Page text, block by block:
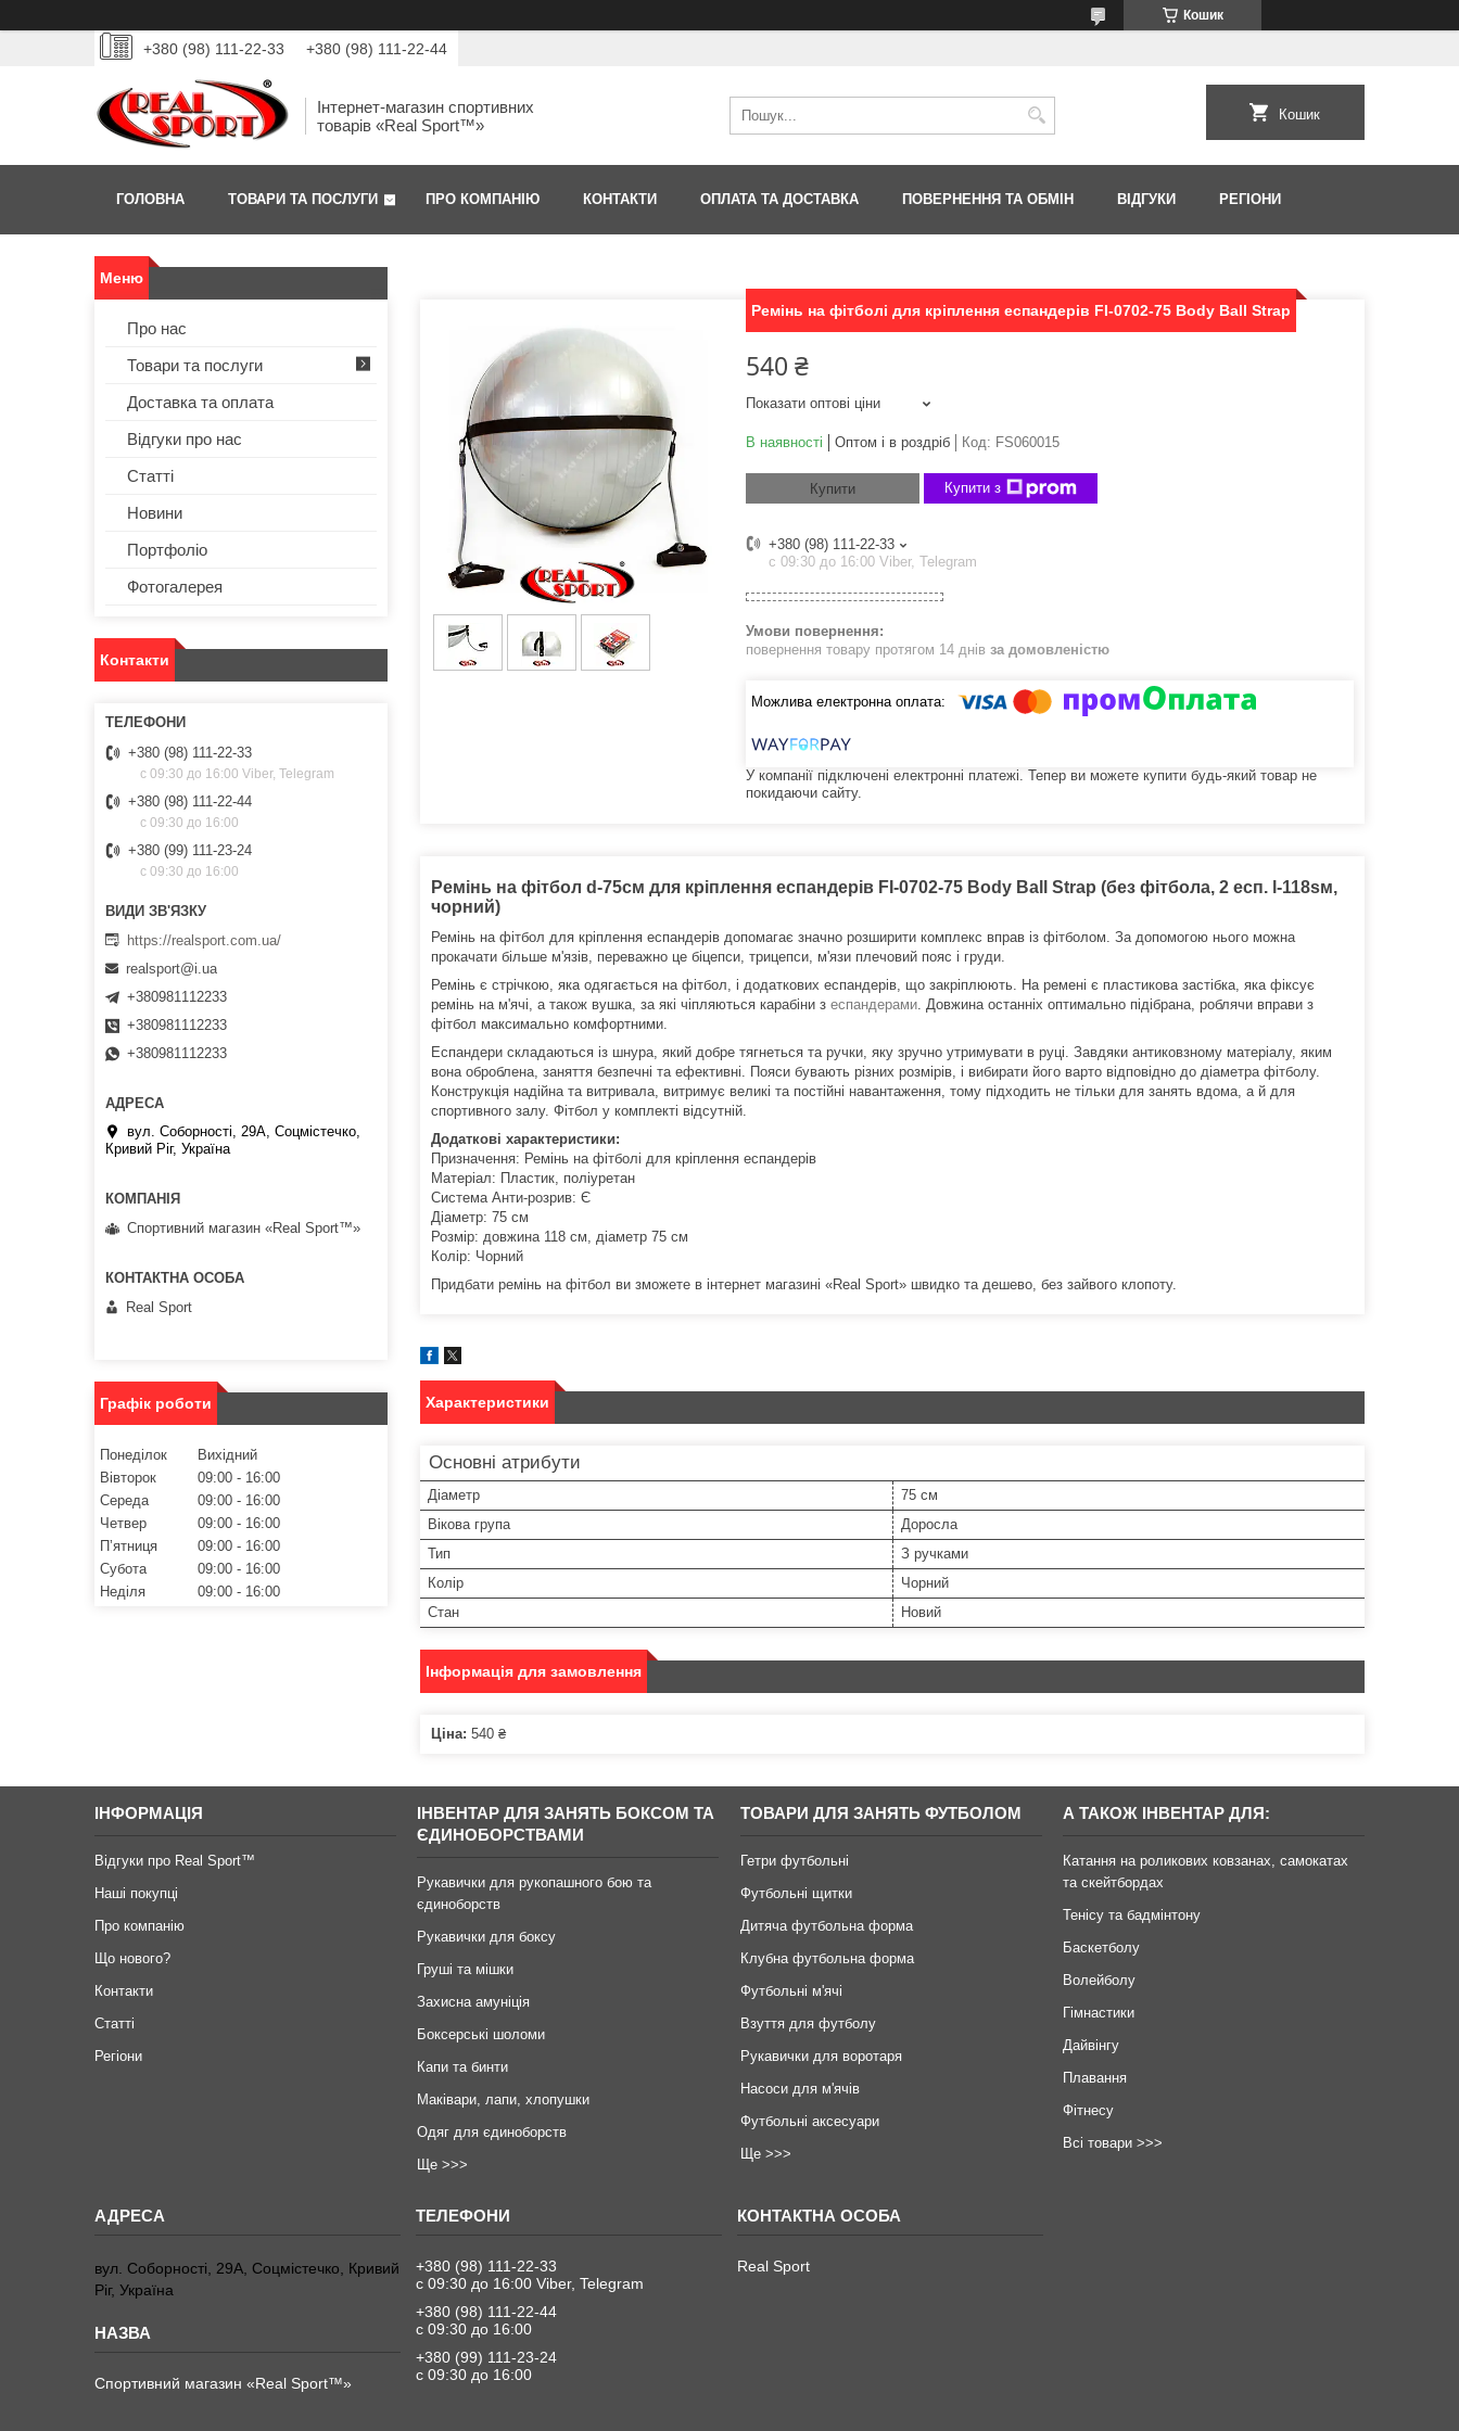
Кошик
+380 (98) 111-22-33 +380 (98) 111-22-44
Інтернет-магазин спортивних
товарів «Real Sport™»
Кошик
ГОЛОВНА ТОВАРИ ТА ПОСЛУГИ ПРО КОМПАНІЮ КОНТАКТИ ОПЛАТА ТА ДОСТАВКА ПОВЕРНЕННЯ ТА ОБМІН ВІДГУКИ РЕГІОНИ
Ремінь на фітболі для кріплення еспандерів FI-0702-75 Body Ball Strap
540 ₴
Показати оптові ціни
В наявності Оптом і в роздріб Код: FS060015
Купити Купити з
+380 (98) 111-22-33
с 09:30 до 16:00 Viber, Telegram
повернення товару протягом 14 днів за домовленістю
У компанії підключені електронні платежі. Тепер ви можете купити будь-який товар не
покидаючи сайту.
Ремінь на фітбол d-75см для кріплення еспандерів FI-0702-75 Body Ball Strap (без фітбола, 2 есп. l-118sм,
чорний)
Ремінь на фітбол для кріплення еспандерів допомагає значно розширити комплекс вправ із фітболом. За допомогою нього можна
прокачати більше м'язів, переважно це біцепси, трицепси, м'язи плечовий пояс і груди.
Ремінь є стрічкою, яка одягається на фітбол, і додаткових еспандерів, що закріплюють.
На ремені є пластикова застібка, яка фіксує
ремінь на м'ячі, а також вушка, за які чіпляються карабіни з еспандерами Довжина останніх оптимально підібрана, роблячи вправи з
фітбол максимально комфортними.
Еспандери складаються із шнура, який добре тягнеться та ручки, яку зручно утримувати в руці. Завдяки антиковзному матеріалу, яким
вона оброблена, заняття безпечні та ефективні.
Пояси бувають різних розмірів, і вибирати його варто відповідно до діаметра фітболу.
Конструкція надійна та витривала, витримує великі та постійні навантаження, тому підходить не тільки для занять вдома, а й для
спортивного залу. Фітбол у комплекті відсутній.
Додаткові характеристики:
Призначення: Ремінь на фітболі для кріплення еспандерів
Матеріал: Пластик, поліуретан
Система Анти-розрив: Є
Діаметр: 75 см
Розмір: довжина 118 см, діаметр 75 см
Колір: Чорний
Придбати ремінь на фітбол ви зможете в інтернет магазині «Real Sport» швидко та дешево, без зайвого клопоту.
Характеристики
Основні атрибути
Діаметр
75 см
Вікова група
Доросла
Тип
З ручками
Колір
Чорний
Стан
Новий
Інформація для замовлення
Ціна: 540 ₴
Про нас
Товари та послуги
Доставка та оплата
Відгуки про нас
Статті
Новини
Портфоліо
Фотогалерея
Контакти
+380 (98) 111-22-33
с 09:30 до 16:00 Viber, Telegram
+380 (98) 111-22-44
с 09:30 до 16:00
+380 (99) 111-23-24
с 09:30 до 16:00
https://realsport.com.ua/
realsport@i.ua
+380981112233
+380981112233
+380981112233
вул. Соборності, 29А, Соцмістечко,
Кривий Ріг, Україна
Спортивний магазин «Real Sport™»
Real Sport
Графік роботи
Понеділок
Вихідний
Вівторок
09:00
16:00
Середа
09:00
16:00
Четвер
09:00
16:00
Пʼятниця
09:00
16:00
Субота
09:00
16:00
Неділя
09:00 16:00
ІНФОРМАЦІЯ
Відгуки про Real Sport™
Наші покупці
Про компанію
Що нового?
Контакти
Статті
Регіони
ІНВЕНТАР ДЛЯ ЗАНЯТЬ БОКСОМ ТА
ЄДИНОБОРСТВАМИ
Рукавички для рукопашного бою та
єдиноборств
Рукавички для боксу
Груші та мішки
Захисна амуніція
Боксерські шоломи
Капи та бинти
Маківари, лапи, хлопушки
Одяг для єдиноборств
Ще >>>
ТОВАРИ ДЛЯ ЗАНЯТЬ ФУТБОЛОМ
Гетри футбольні
Футбольні щитки
Дитяча футбольна форма
Клубна футбольна форма
Футбольні м'ячі
Взуття для футболу
Рукавички для воротаря
Насоси для м'ячів
Футбольні аксесуари
Ще >>>
А ТАКОЖ ІНВЕНТАР ДЛЯ:
Катання на роликових ковзанах, самокатах
та скейтбордах
Тенісу та бадмінтону
Баскетболу
Волейболу
Гімнастики
Дайвінгу
Плавання
Фітнесу
Всі товари >>>
вул. Соборності, 29А, Соцмістечко, Кривий
Ріг, Україна
Спортивний магазин «Real Sport™»
+380 (98) 111-22-33
с 09:30 до 16:00 Viber, Telegram
+380 (98) 111-22-44
с 09:30 до 16:00
+380 (99) 111-23-24
с 09:30 до 16:00
Real Sport